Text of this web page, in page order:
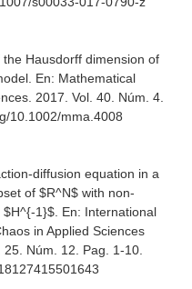
Hausdorff dimension of
En: Mathematical
. 2017. Vol. 40. Núm. 4.
10.1002/mma.4008
diffusion equation in a
of $R^N$ with non-
1}$. En: International
in Applied Sciences
25. Núm. 12. Pag. 1-10.